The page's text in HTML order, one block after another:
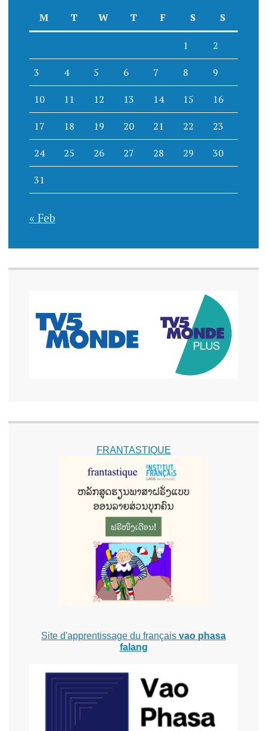
M T W T F S S
1 2
3 4 5 6 7 8 9
10 11 12 13 14 15 16
17 18 19 20 21 22 23
24 25 26 27 28 29 30
31
« Feb
FRANTASTIQUE
Site d'apprentissage du français vao phasa
falang